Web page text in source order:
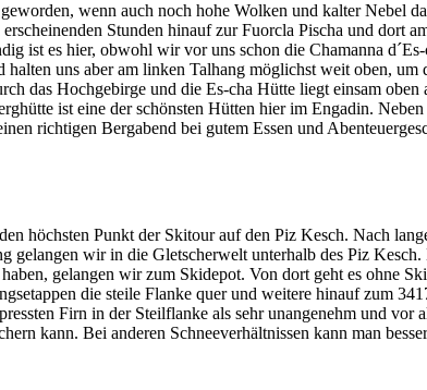
wenn auch noch hohe Wolken und kalter Nebel
Stunden hinauf zur Fuorcla Pischa und dort
ist es hier, obwohl wir vor uns schon die Chamanna
uns aber am linken Talhang möglichst weit oben,
das Hochgebirge und die Es-cha Hütte liegt einsam
ist eine der schönsten Hütten hier im Engadin.
richtigen Bergabend bei gutem Essen und
höchsten Punkt der Skitour auf den Piz Kesch. Nach
gelangen wir in die Gletscherwelt unterhalb des Piz
gelangen wir zum Skidepot. Von dort geht es ohne
die steile Flanke quer und weitere hinauf zum
Firn in der Steilflanke als sehr unangenehm und
kann. Bei anderen Schneeverhältnissen kann man